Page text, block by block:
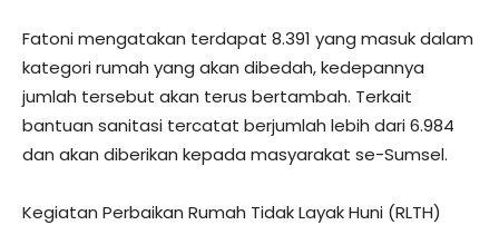
Fatoni mengatakan terdapat 8.391 yang masuk dalam
kategori rumah yang akan dibedah, kedepannya
jumlah tersebut akan terus bertambah. Terkait
bantuan sanitasi tercatat berjumlah lebih dari 6.984
dan akan diberikan kepada masyarakat se-Sumsel.
Kegiatan Perbaikan Rumah Tidak Layak Huni (RLTH)